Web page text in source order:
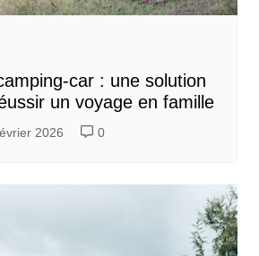
car : une solution
un voyage en famille
2026 0